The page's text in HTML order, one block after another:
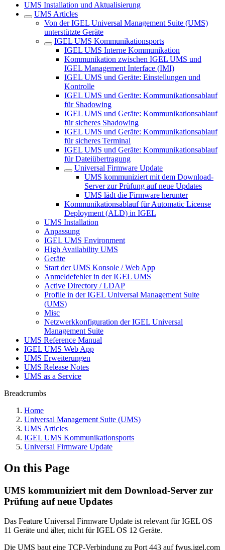
UMS Installation und Aktualisierung
UMS Articles
Von der IGEL Universal Management Suite (UMS)
unterstützte Geräte
IGEL UMS Kommunikationsports
IGEL UMS Interne Kommunikation
Kommunikation zwischen IGEL UMS und
IGEL Management Interface (IMI)
IGEL UMS und Geräte: Einstellungen und
Kontrolle
IGEL UMS und Geräte: Kommunikationsablauf
für Shadowing
IGEL UMS und Geräte: Kommunikationsablauf
für sicheres Shadowing
IGEL UMS und Geräte: Kommunikationsablauf
für sicheres Terminal
IGEL UMS und Geräte: Kommunikationsablauf
für Dateiübertragung
Universal Firmware Update
UMS kommuniziert mit dem Download-
Server zur Prüfung auf neue Updates
UMS lädt die Firmware herunter
Kommunikationsablauf für Automatic License
Deployment (ALD) in IGEL
UMS Installation
Anpassung
IGEL UMS Environment
High Availability UMS
Geräte
Start der UMS Konsole / Web App
Anmeldefehler in der IGEL UMS
Active Directory / LDAP
Profile in der IGEL Universal Management Suite
(UMS)
Misc
Netzwerkkonfiguration der IGEL Universal
Management Suite
UMS Reference Manual
IGEL UMS Web App
UMS Erweiterungen
UMS Release Notes
UMS as a Service
Breadcrumbs
Home
Universal Management Suite (UMS)
UMS Articles
IGEL UMS Kommunikationsports
Universal Firmware Update
On this Page
UMS kommuniziert mit dem Download-Server zur
Prüfung auf neue Updates
Das Feature Universal Firmware Update ist relevant für IGEL OS
11 Geräte und älter, nicht für IGEL OS 12 Geräte.
Die UMS baut eine TCP-Verbindung zu Port 443 auf fwus.igel.com